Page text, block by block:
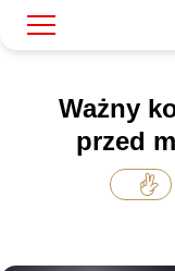
KlubWażny
przed